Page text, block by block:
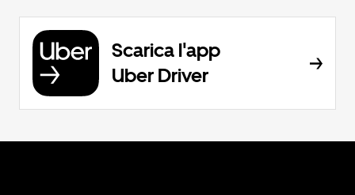
Scarica l'app
Uber Driver